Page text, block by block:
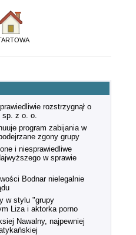
rozstrzygnął o
sp. z o. o.
program zabijania w
zgony grupy
i niesprawiedliwe
w sprawie
Bodnar nielegalnie
w stylu "grupy
Liza i aktorka porno
Nawalny, najpewniej